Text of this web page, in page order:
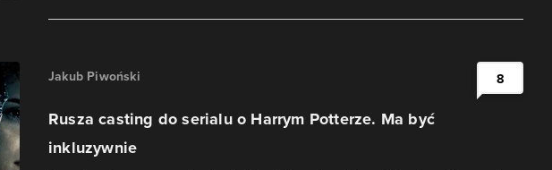
Jakub Piwoński
Rusza casting do serialu o Harrym Potterze. Ma być
inkluzywnie
8